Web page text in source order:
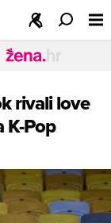
rivali love
K-Pop